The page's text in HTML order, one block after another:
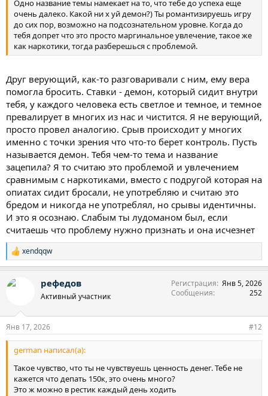
Одно название темы намекает на то, что тебе до успеха еще
очень далеко. Какой ни х уй демон?) Ты романтизируешь игру
до сих пор, возможно на подсознательном уровне. Когда до
тебя допрет что это просто маргинальное увлечение, такое же
как наркотики, тогда разберешься с проблемой.
Друг верующий, как-то разговаривали с ним, ему вера
помогла бросить. Ставки - демон, который сидит внутри
тебя, у каждого человека есть светлое и темное, и темное
превалирует в многих из нас и чистится. Я не верующий,
просто провел аналогию. Срыв происходит у многих
именно с точки зрения что что-то берет контроль. Пусть
называется демон. Тебя чем-то тема и название
зацепила? Я то считаю это проблемой и увлечением
сравнимым с наркотиками, вместо с подругой которая на
опиатах сидит бросали, не употребляю и считаю это
бредом и никогда не употреблял, но срывы идентичны.
И это я осознаю. Слабым ты лудоманом был, если
считаешь что проблему нужно признать и она исчезнет
Р
е
к
xendqqw
рефедов
Активный участник
Регистрация Янв 5, 2026
Сообщения
252
Янв 17, 2026 #12
german написал(а):
Такое чувство, что ты не чувствуешь ценность денег. Тебе не
кажется что депать 150к, это очень много?
Это ж можно в рестик каждый день ходить